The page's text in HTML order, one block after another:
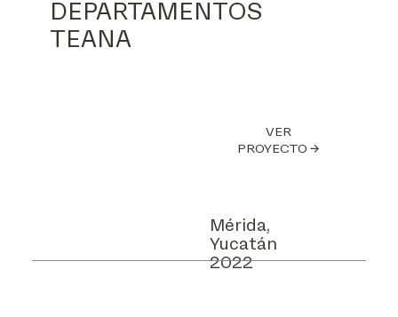
DEPARTAMENTOS
TEANA
Mérida,
Yucatán
2022
VER
PROYECTO →